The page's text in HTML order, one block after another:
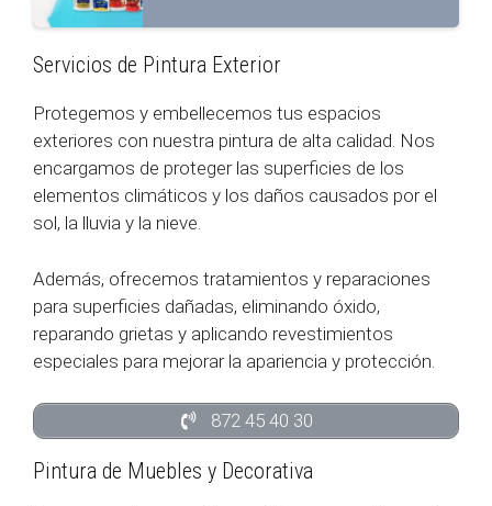
Servicios de Pintura Exterior
Protegemos y embellecemos tus espacios
exteriores con nuestra pintura de alta calidad. Nos
encargamos de proteger las superficies de los
elementos climáticos y los daños causados por el
sol, la lluvia y la nieve.
Además, ofrecemos tratamientos y reparaciones
para superficies dañadas, eliminando óxido,
reparando grietas y aplicando revestimientos
especiales para mejorar la apariencia y protección.
872 45 40 30
Pintura de Muebles y Decorativa